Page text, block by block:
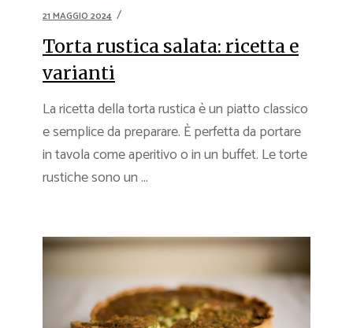
21 MAGGIO 2024
Torta rustica salata: ricetta e
varianti
La ricetta della torta rustica è un piatto classico
e semplice da preparare. È perfetta da portare
in tavola come aperitivo o in un buffet. Le torte
rustiche sono un ...